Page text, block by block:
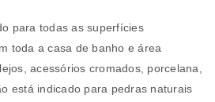
para todas as superfícies
toda a casa de banho e área
acessórios cromados, porcelana,
está indicado para pedras naturais